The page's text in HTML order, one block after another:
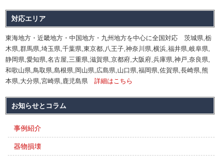
対応エリア
東海地方・近畿地方・中国地方・九州地方を中心に全国対応 茨城県,栃
木県,群馬県,埼玉県,千葉県,東京都,八王子,神奈川県,横浜,福井県,岐阜県,
静岡県,愛知県,名古屋,三重県,滋賀県,京都府,大阪府,兵庫県,神戸,奈良県,
和歌山県,鳥取県,島根県,岡山県,広島県,山口県,福岡県,佐賀県,長崎県,熊
本県,大分県,宮崎県,鹿児島県詳細はこちら
お知らせとコラム
事例紹介
器物損壊